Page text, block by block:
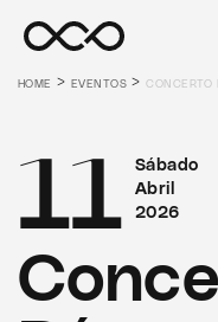
HOME >EVENTOS >CONCERTO
Sábado
Abril
2026
11